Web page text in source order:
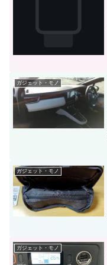
ガジェット・モノ
ガジェット・モノ
ガジェット・モノ